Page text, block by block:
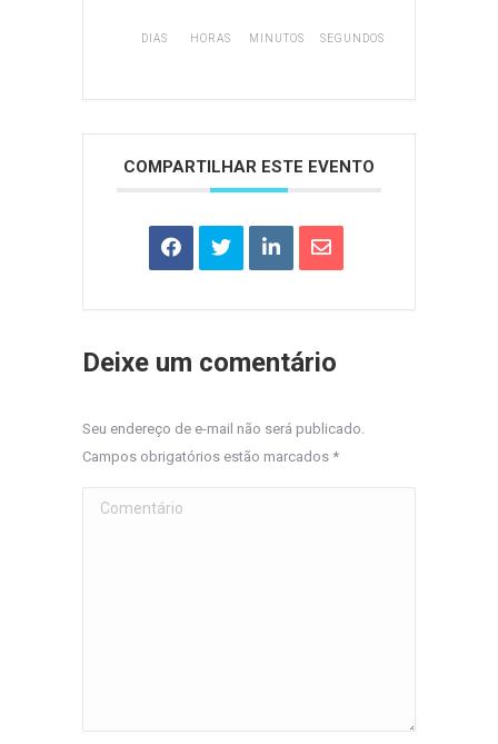
DIAS HORAS MINUTOS SEGUNDOS
COMPARTILHAR ESTE EVENTO
Deixe um comentário
Seu endereço de e-mail não será publicado.
Campos obrigatórios estão marcados *
Comentário